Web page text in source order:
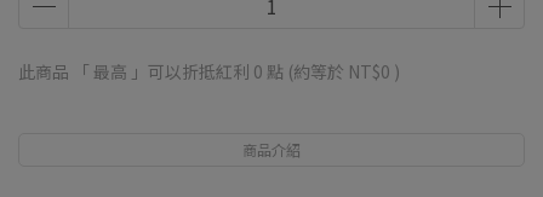
此商品 「 最高 」可以折抵紅利 0 點 (約等於 NT$0 )
商品介紹